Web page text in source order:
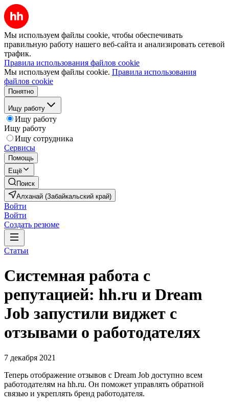
Мы используем файлы cookie, чтобы обеспечивать
правильную работу нашего веб-сайта и анализировать сетевой
трафик.
Правила использования файлов cookie
Мы используем файлы cookie. Правила использования
файлов cookie
Понятно
Ищу работу
Ищу работу
Ищу работу
Ищу сотрудника
Сервисы
Помощь
Ещё
Поиск
Алханай (Забайкальский край)
Войти
Войти
Создать резюме
Статьи
Системная работа с
репутацией: hh.ru и Dream
Job запустили виджет с
отзывами о работодателях
7 декабря 2021
Теперь отображение отзывов с Dream Job доступно всем
работодателям на hh.ru. Он поможет управлять обратной
связью и укреплять бренд работодателя.